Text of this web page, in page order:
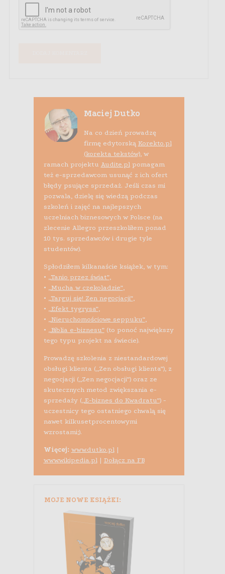
Maciej Dutko
Na co dzień prowadzę
firmę edytorską Korekto.pl
(korekta tekstów), w
ramach projektu Audite.plpomagam
też e-sprzedawcom usunąć z ich ofert
błędy psujące sprzedaż. Jeśli czas mi
pozwala, dzielę się wiedzą podczas
szkoleń i zajęć na najlepszych
uczelniach biznesowych w Polsce (na
zlecenie Allegro przeszkoliłem ponad
10 tys. sprzedawców i drugie tyle
studentów).
Spłodziłem kilkanaście książek, w tym:
• „Tanio przez świat”,
• „Mucha w czekoladzie”,
• „Targuj się! Zen negocjacji”,
• „Efekt tygrysa”,
• „Nieruchomościowe seppuku”,
• „Biblia e-biznesu”(to ponoć największy
tego typu projekt na świecie).
Prowadzę szkolenia z niestandardowej
obsługi klienta („Zen obsługi klienta”), z
negocjacji („Zen negocjacji”) oraz ze
skutecznych metod zwiększania e-
sprzedaży („E-biznes do Kwadratu”) -
uczestnicy tego ostatniego chwalą się
nawet kilkusetprocentowymi
wzrostami;).
Więcej: www.dutko.pl|
www.wikipedia.pl| Dołącz na FB
MOJE NOWE KSIĄŻKI: